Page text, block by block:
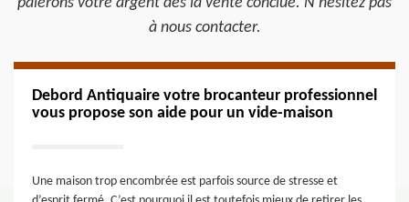
à nous contacter.
Debord Antiquaire votre brocanteur professionnel
vous propose son aide pour un vide-maison
Une maison trop encombrée est parfois source de stresse et